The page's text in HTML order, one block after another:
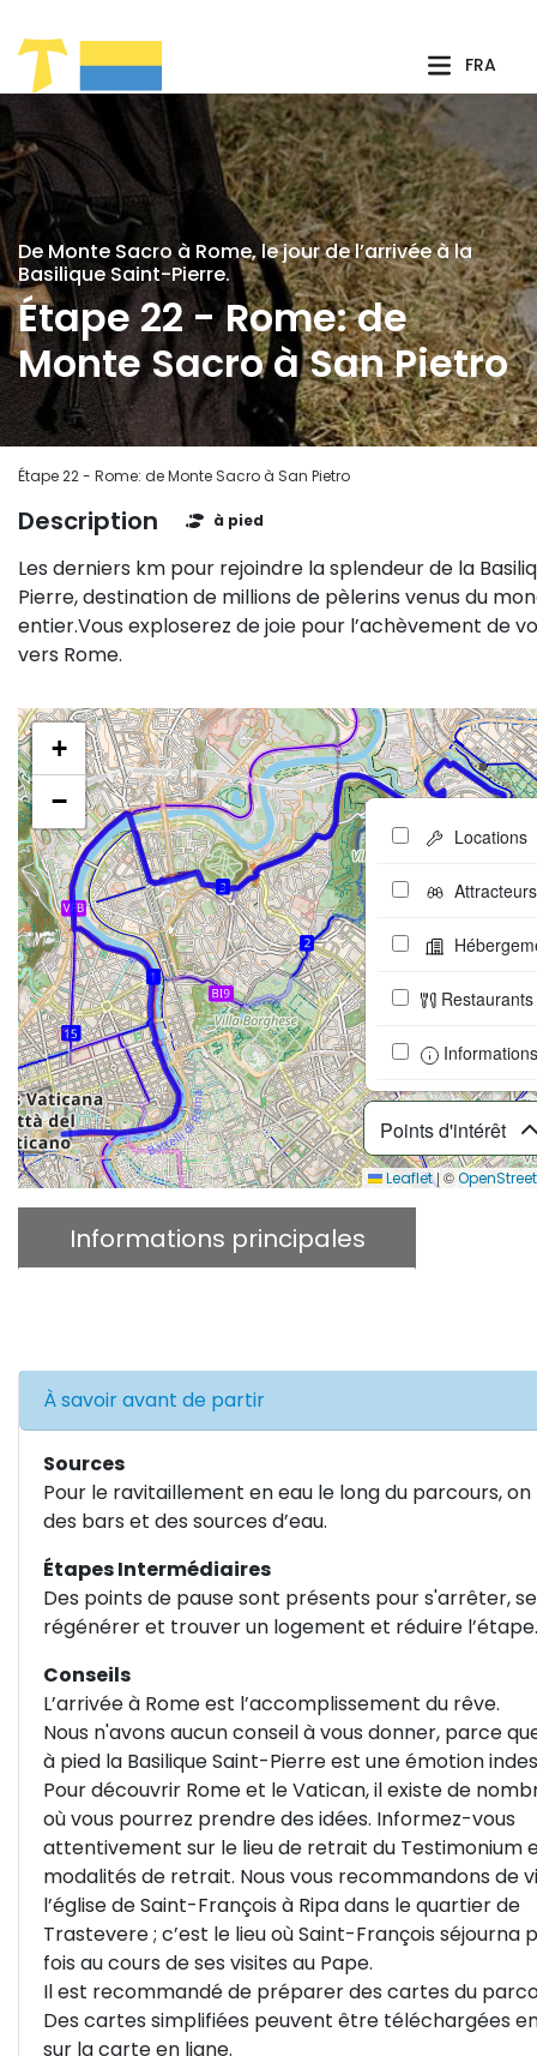
FRA
De Monte Sacro à Rome, le jour de l’arrivée à la
Basilique Saint-Pierre.
Étape 22 - Rome: de
Monte Sacro à San Pietro
Étape 22 - Rome: de Monte Sacro à San Pietro
Description à pied
Les derniers km pour rejoindre la splendeur de la
Pierre, destination de millions de pèlerins venus du
entier.Vous exploserez de joie pour l’achèvement de
vers Rome.
+
−
Points d'intérêt
Locations
Attracteurs
Restaurants
Leaflet |©
Informations principales
À savoir avant de partir
Sources
Pour le ravitaillement en eau le long du parcours,
des bars et des sources d’eau.
Étapes Intermédiaires
Des points de pause sont présents pour s'arrêter, se
régénérer et trouver un logement et réduire l’étape.
Conseils
L’arrivée à Rome est l’accomplissement du rêve.
Nous n'avons aucun conseil à vous donner, parce
à pied la Basilique Saint-Pierre est une émotion
Pour découvrir Rome et le Vatican, il existe de
où vous pourrez prendre des idées. Informez-vous
attentivement sur le lieu de retrait du Testimonium
modalités de retrait. Nous vous recommandons de
l’église de Saint-François à Ripa dans le quartier de
Trastevere ; c’est le lieu où Saint-François séjourna
fois au cours de ses visites au Pape.
Il est recommandé de préparer des cartes du
Des cartes simplifiées peuvent être téléchargées
sur la carte en ligne.